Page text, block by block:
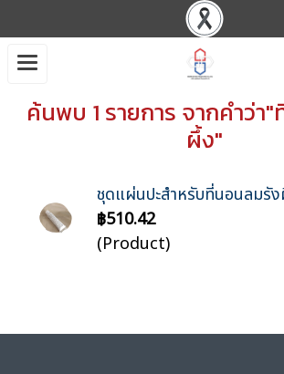
ค้นพบ 1 รายการ จากคำว่า
ผึ้ง"
ชุดแผ่นปะสำหรับที่นอนลมรั
฿510.42
(Product)